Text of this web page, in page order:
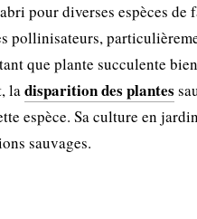
pour diverses espèces de
pollinisateurs,
que plante succulente
ladisparition des plantes
espèce. Sa culture en
sauvages.